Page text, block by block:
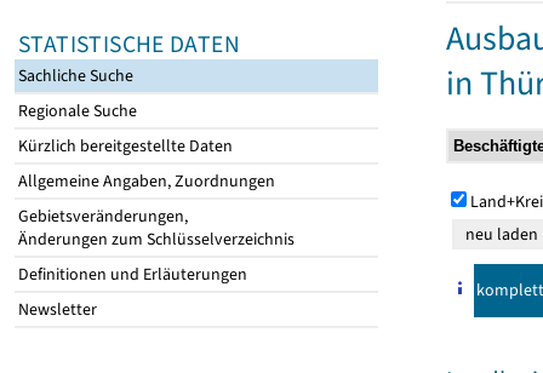
STATISTISCHE DATEN
Sachliche Suche
Regionale Suche
Kürzlich bereitgestellte Daten
Allgemeine Angaben, Zuordnungen
Gebietsveränderungen,
Änderungen zum Schlüsselverzeichnis
Definitionen und Erläuterungen
Newsletter
in
komplett